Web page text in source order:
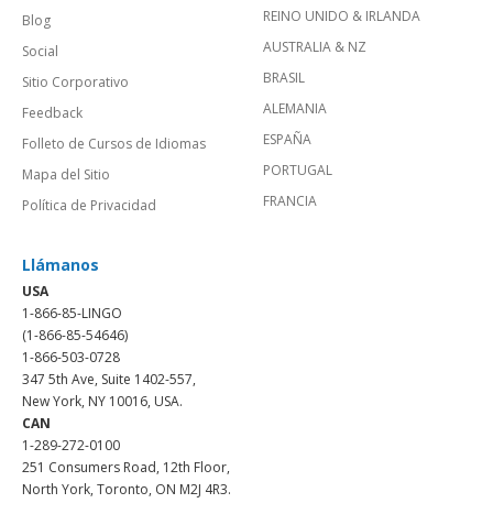
Blog
Social
Sitio Corporativo
Feedback
Folleto de Cursos de Idiomas
Mapa del Sitio
Política de Privacidad
REINO UNIDO & IRLANDA
AUSTRALIA & NZ
BRASIL
ALEMANIA
ESPAÑA
PORTUGAL
FRANCIA
Llámanos
USA
1-866-85-LINGO
(1-866-85-54646)
1-866-503-0728
347 5th Ave, Suite 1402-557,
New York, NY 10016, USA.
CAN
1-289-272-0100
251 Consumers Road, 12th Floor,
North York, Toronto, ON M2J 4R3.